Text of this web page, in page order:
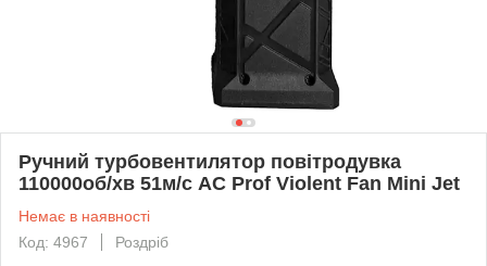
Ручний турбовентилятор повітродувка
110000об/хв 51м/с AC Prof Violent Fan Mini Jet
Немає в наявності
Код: 4967
Роздріб